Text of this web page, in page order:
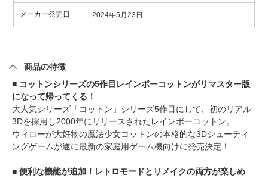
メーカー発売日 2024年5月23日
商品の特徴
■ コットンシリーズの5作目レインボーコットンがリマスター版
になって帰ってくる！
大人気シリーズ「コットン」シリーズ5作目にして、初のリアル
3Dを採用し2000年にリリースされたレインボーコットン。
ウィローが大好物の魔法少女コットンの本格的な3Dシューティ
ングゲームが遂に最新の家庭用ゲーム機向けに発売決定！
■ 便利な機能が追加！レトロモードとリメイクの両方が楽しめ